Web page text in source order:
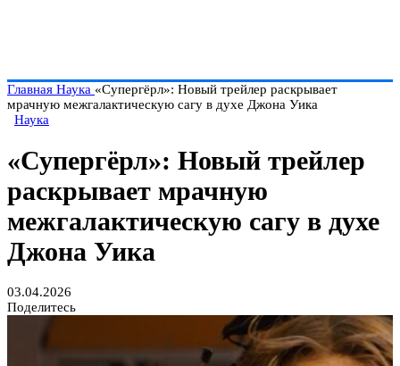
Главная Наука «Супергёрл»: Новый трейлер раскрывает
мрачную межгалактическую сагу в духе Джона Уика
Наука
«Супергёрл»: Новый трейлер
раскрывает мрачную
межгалактическую сагу в духе
Джона Уика
03.04.2026
Поделитесь